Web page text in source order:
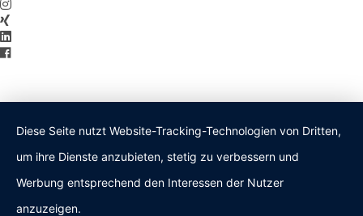
Diese Seite nutzt Website-Tracking-Technologien von Dritten,
um ihre Dienste anzubieten, stetig zu verbessern und
Werbung entsprechend den Interessen der Nutzer
anzuzeigen.